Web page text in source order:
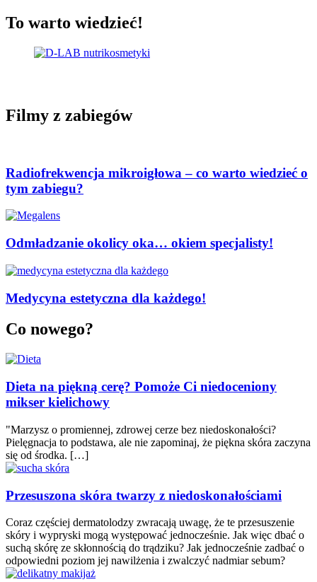
To warto wiedzieć!
Filmy z zabiegów
Radiofrekwencja mikroigłowa – co warto wiedzieć o
tym zabiegu?
Odmładzanie okolicy oka… okiem specjalisty!
Medycyna estetyczna dla każdego!
Co nowego?
Dieta na piękną cerę? Pomoże Ci niedoceniony
mikser kielichowy
"Marzysz o promiennej, zdrowej cerze bez niedoskonałości?
Pielęgnacja to podstawa, ale nie zapominaj, że piękna skóra zaczyna
się od środka. […]
Przesuszona skóra twarzy z niedoskonałościami
Coraz częściej dermatolodzy zwracają uwagę, że te przesuszenie
skóry i wypryski mogą występować jednocześnie. Jak więc dbać o
suchą skórę ze skłonnością do trądziku? Jak jednocześnie zadbać o
odpowiedni poziom jej nawilżenia i zwalczyć nadmiar sebum?